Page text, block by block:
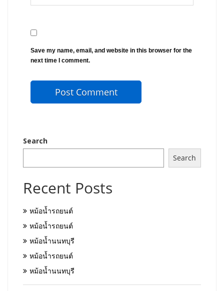
Save my name, email, and website in this browser for the
next time I comment.
Search
Search
Recent Posts
หม้อน้ำรถยนต์
หม้อน้ำรถยนต์
หม้อน้ำนนทบุรี
หม้อน้ำรถยนต์
หม้อน้ำนนทบุรี